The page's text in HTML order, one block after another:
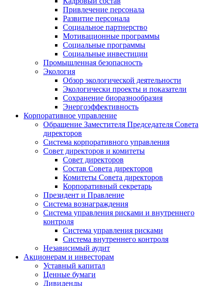
Привлечение персонала
Развитие персонала
Социальное партнерство
Мотивационные программы
Социальные программы
Социальные инвестиции
Промышленная безопасность
Экология
Обзор экологической деятельности
Экологически проекты и показатели
Сохранение биоразнообразия
Энергоэффективность
Корпоративное управление
Обращение Заместителя Председателя Совета
директоров
Система корпоративного управления
Совет директоров и комитеты
Совет директоров
Состав Совета директоров
Комитеты Совета директоров
Корпоративный секретарь
Президент и Правление
Система вознаграждения
Система управления рисками и внутреннего
контроля
Система управления рисками
Система внутреннего контроля
Независимый аудит
Акционерам и инвесторам
Уставный капитал
Ценные бумаги
Дивиденды